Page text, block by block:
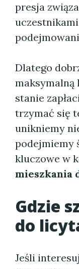
presja
Dlatego
maksymalną
stanie
trzymać się
unikniemy
podejmiemy
kluczowe w
mieszkania
Gdzie
do
Jeśli